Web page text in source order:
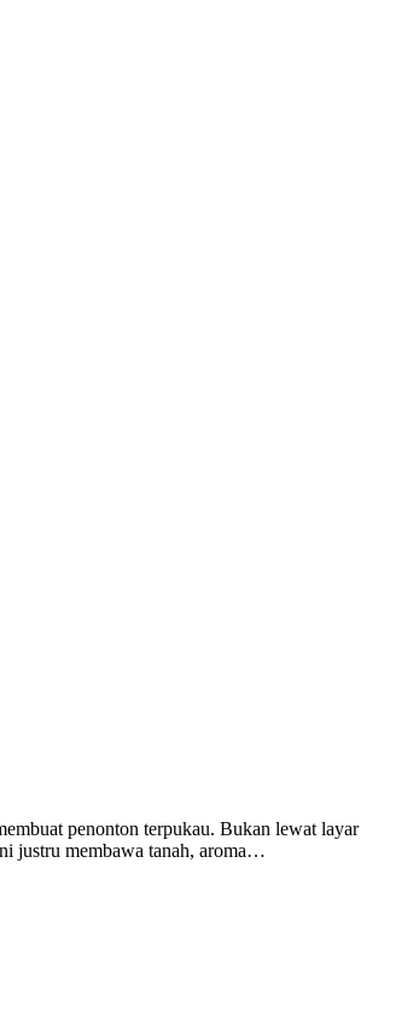
penonton terpukau. Bukan lewat layar
justru membawa tanah, aroma…